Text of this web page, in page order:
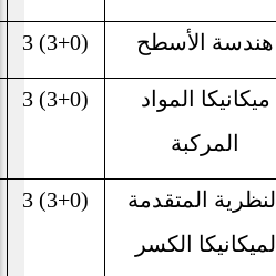
هندسة الأسطح 3 (3+0)
ميكانيكا المواد
المركبة
3 (3+0)
النظرية المتقدمة
لميكانيكا الكسر
3 (3+0)